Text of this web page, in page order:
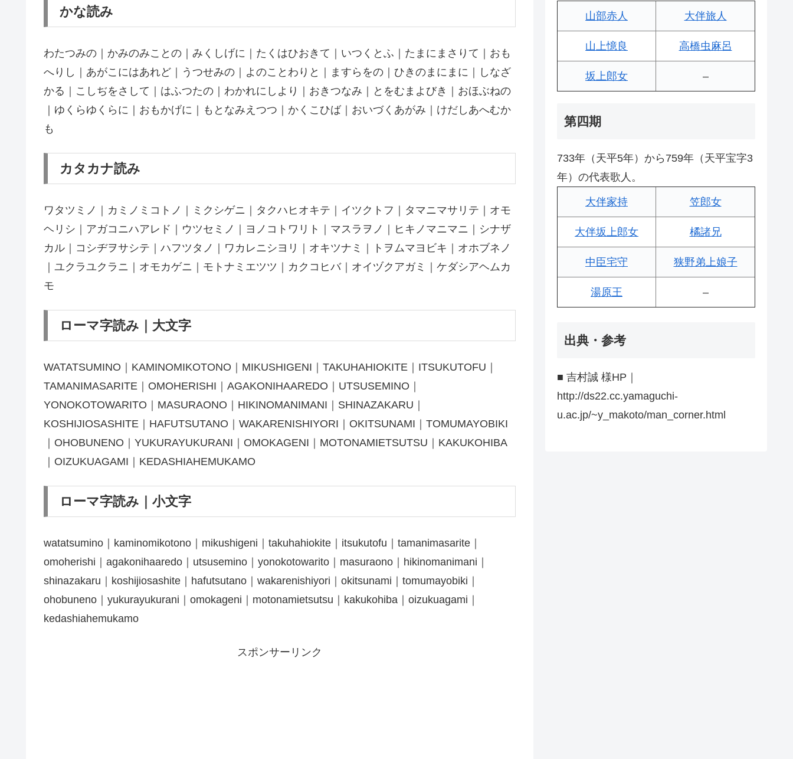
かな読み
わたつみの｜かみのみことの｜みくしげに｜たくはひおきて｜いつくとふ｜たまにまさりて｜おも
へりし｜あがこにはあれど｜うつせみの｜よのことわりと｜ますらをの｜ひきのまにまに｜しなざ
かる｜こしぢをさして｜はふつたの｜わかれにしより｜おきつなみ｜とをむまよびき｜おほぶねの
｜ゆくらゆくらに｜おもかげに｜もとなみえつつ｜かくこひば｜おいづくあがみ｜けだしあへむか
も
カタカナ読み
ワタツミノ｜カミノミコトノ｜ミクシゲニ｜タクハヒオキテ｜イツクトフ｜タマニマサリテ｜オモ
ヘリシ｜アガコニハアレド｜ウツセミノ｜ヨノコトワリト｜マスラヲノ｜ヒキノマニマニ｜シナザ
カル｜コシヂヲサシテ｜ハフツタノ｜ワカレニシヨリ｜オキツナミ｜トヲムマヨビキ｜オホブネノ
｜ユクラユクラニ｜オモカゲニ｜モトナミエツツ｜カクコヒバ｜オイヅクアガミ｜ケダシアヘムカ
モ
ローマ字読み｜大文字
WATATSUMINO｜KAMINOMIKOTONO｜MIKUSHIGENI｜TAKUHAHIOKITE｜ITSUKUTOFU｜
TAMANIMASARITE｜OMOHERISHI｜AGAKONIHAAREDO｜UTSUSEMINO｜
YONOKOTOWARITO｜MASURAONO｜HIKINOMANIMANI｜SHINAZAKARU｜
KOSHIJIOSASHITE｜HAFUTSUTANO｜WAKARENISHIYORI｜OKITSUNAMI｜TOMUMAYOBIKI
｜OHOBUNENO｜YUKURAYUKURANI｜OMOKAGENI｜MOTONAMIETSUTSU｜KAKUKOHIBA
｜OIZUKUAGAMI｜KEDASHIAHEMUKAMO
ローマ字読み｜小文字
watatsumino｜kaminomikotono｜mikushigeni｜takuhahiokite｜itsukutofu｜tamanimasarite｜
omoherishi｜agakonihaaredo｜utsusemino｜yonokotowarito｜masuraono｜hikinomanimani｜
shinazakaru｜koshijiosashite｜hafutsutano｜wakarenishiyori｜okitsunami｜tomumayobiki｜
ohobuneno｜yukurayukurani｜omokageni｜motonamietsutsu｜kakukohiba｜oizukuagami｜
kedashiahemukamo
スポンサーリンク
山部赤人 大伴旅人
山上憶良 高橋虫麻呂
坂上郎女 –
第四期
733年（天平5年）から759年（天平宝字3
年）の代表歌人。
大伴家持 笠郎女
大伴坂上郎女 橘諸兄
中臣宅守 狭野弟上娘子
湯原王 –
出典・参考
■ 吉村誠 様HP｜
http://ds22.cc.yamaguchi-
u.ac.jp/~y_makoto/man_corner.html